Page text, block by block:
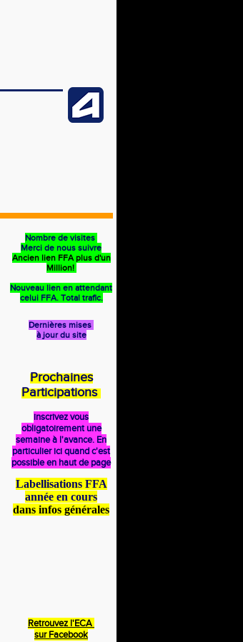
Nombre de visites
Merci de nous suivre
Ancien lien FFA plus d'un
Million!
Nouveau lien en attendant
celui FFA. Total trafic.
Dernières mises
à jour du site
Prochaines
Participations
inscrivez vous
obligatoirement une
semaine à l'avance. En
particulier ici quand c'est
possible en haut de page
Labellisations FFA
année en cours
dans infos générales
Retrouvez l'ECA
sur Facebook